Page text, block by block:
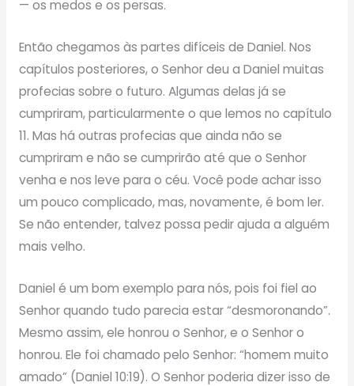
— os medos e os persas.
Então chegamos às partes difíceis de Daniel. Nos
capítulos posteriores, o Senhor deu a Daniel muitas
profecias sobre o futuro. Algumas delas já se
cumpriram, particularmente o que lemos no capítulo
11. Mas há outras profecias que ainda não se
cumpriram e não se cumprirão até que o Senhor
venha e nos leve para o céu. Você pode achar isso
um pouco complicado, mas, novamente, é bom ler.
Se não entender, talvez possa pedir ajuda a alguém
mais velho.
Daniel é um bom exemplo para nós, pois foi fiel ao
Senhor quando tudo parecia estar “desmoronando”.
Mesmo assim, ele honrou o Senhor, e o Senhor o
honrou. Ele foi chamado pelo Senhor: “homem muito
amado” (Daniel 10:19). O Senhor poderia dizer isso de